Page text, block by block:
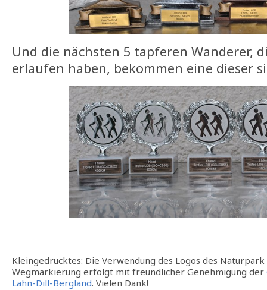
Und die nächsten 5 tapferen Wanderer,
erlaufen haben, bekommen eine dieser
Kleingedrucktes: Die Verwendung des Logos des
Wegmarkierung erfolgt mit freundlicher Genehmigung der
Lahn-Dill-Bergland. Vielen Dank!